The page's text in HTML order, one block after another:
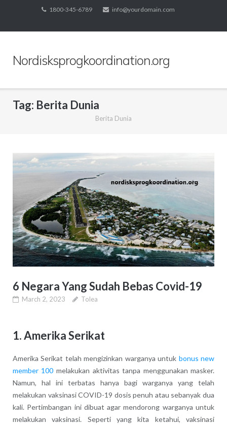
content
1800-345-6789 info@yourdomain.com
Nordisksprogkoordination.org
Tag: Berita Dunia
Berita Dunia
6 Negara Yang Sudah Bebas Covid-19
March 2, 2023 Tolea
1. Amerika Serikat
Amerika Serikat telah mengizinkan warganya untuk bonus new
member 100 melakukan aktivitas tanpa menggunakan masker.
Namun, hal ini terbatas hanya bagi warganya yang telah
melakukan vaksinasi COVID-19 dosis penuh atau sebanyak dua
kali. Pertimbangan ini dibuat agar mendorong warganya untuk
melakukan vaksinasi. Seperti yang kita ketahui, vaksinasi